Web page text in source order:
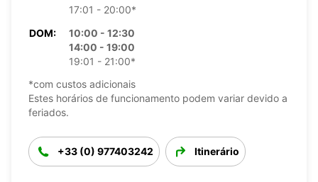
17:01 - 20:00*
DOM:
10:00 - 12:30
14:00 - 19:00
19:01 - 21:00*
*com custos adicionais
Estes horários de funcionamento podem variar devido a
feriados.
+33 (0) 977403242 Itinerário